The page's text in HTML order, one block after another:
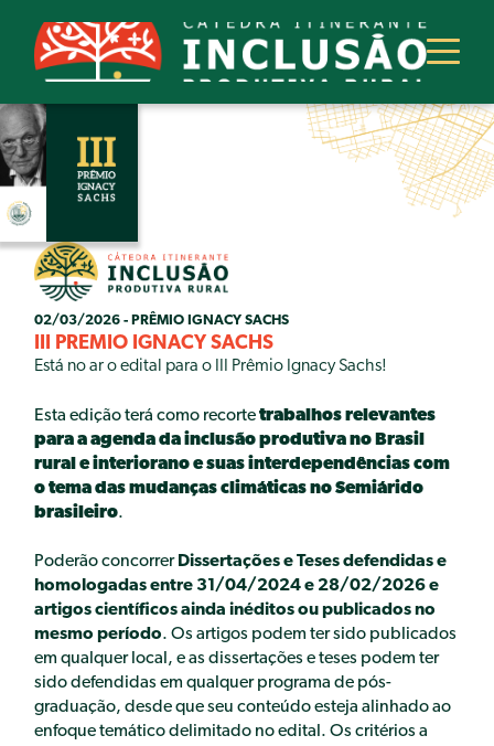
SOBRE
A CÁTEDRA
PARCEIROS
PROJETOS
QUEM FOI
II PRÊMIO IGNACY SACHS
III PRÊMIO IGNACY SACHS
PUBLICAÇÕES
ARTIGO
CAPÍTULO DE LIVRO
LIVRO
NEWSLETTER
ONEPAGE
POLICY BRIEF
RELATÓRIO
02/03/2026 - PRÊMIO IGNACY SACHS
III PRÊMIO IGNACY SACHS
Está no ar o edital para o III Prêmio Ignacy Sachs!
Esta edição terá como recortetrabalhos relevantes
para a agenda da inclusão produtiva no Brasil
rural e interiorano e suas interdependências com
o tema das mudanças climáticas no Semiárido
brasileiro.
Poderão concorrer Dissertações e Teses defendidas e
homologadas entre 31/04/2024 e 28/02/2026 e
artigos científicos ainda inéditos ou publicados no
mesmo período.Os artigos podem ter sido publicados
em qualquer local, e as dissertações e teses podem ter
sido defendidas em qualquer programa de pós-
graduação, desde que seu conteúdo esteja alinhado ao
enfoque temático delimitado no edital.Os critérios a